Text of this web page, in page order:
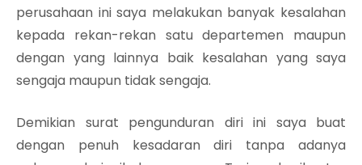
perusahaan ini saya melakukan banyak kesalahan
kepada rekan-rekan satu departemen maupun
dengan yang lainnya baik kesalahan yang saya
sengaja maupun tidak sengaja.
Demikian surat pengunduran diri ini saya buat
dengan penuh kesadaran diri tanpa adanya